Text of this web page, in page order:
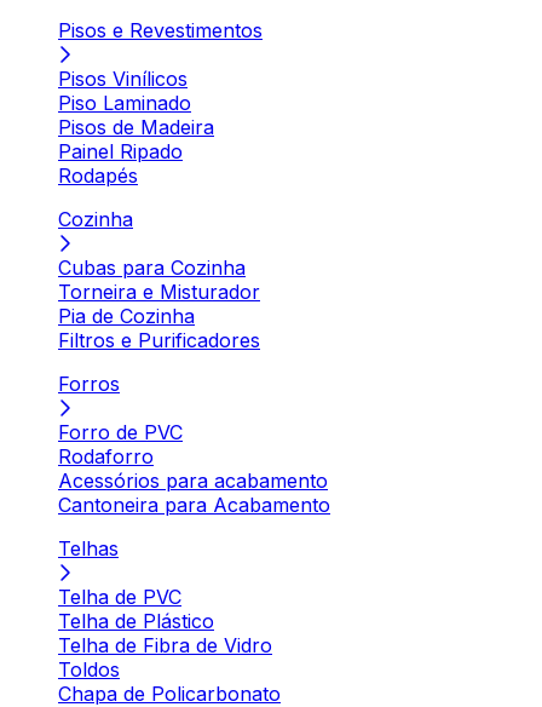
Pisos e Revestimentos
Pisos Vinílicos
Piso Laminado
Pisos de Madeira
Painel Ripado
Rodapés
Cozinha
Cubas para Cozinha
Torneira e Misturador
Pia de Cozinha
Filtros e Purificadores
Forros
Forro de PVC
Rodaforro
Acessórios para acabamento
Cantoneira para Acabamento
Telhas
Telha de PVC
Telha de Plástico
Telha de Fibra de Vidro
Toldos
Chapa de Policarbonato